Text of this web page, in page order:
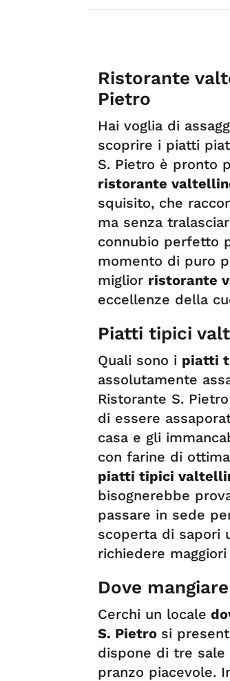
Ristorante
Pietro
Hai voglia di
scoprire i piatti
S. Pietro è pronto
ristorante
squisito, che
ma senza
connubio perfetto
momento di puro
miglior ristorante
eccellenze della
Piatti tipici
Quali sono i piatti
assolutamente
Ristorante S.
di essere
casa e gli
con farine di
piatti tipici
bisognerebbe
passare in sede
scoperta di sapori
richiedere
Dove
Cerchi un locale
S. Pietro si
dispone di tre
pranzo piacevole.